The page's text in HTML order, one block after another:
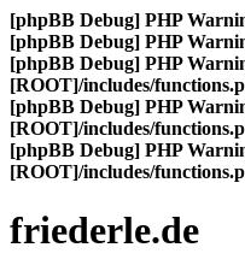
[phpBB Debug] PHP
[phpBB Debug] PHP
[phpBB Debug] PHP
[ROOT]/includes/
[phpBB Debug] PHP
[ROOT]/includes/
[phpBB Debug] PHP
[ROOT]/includes/
friederle.de